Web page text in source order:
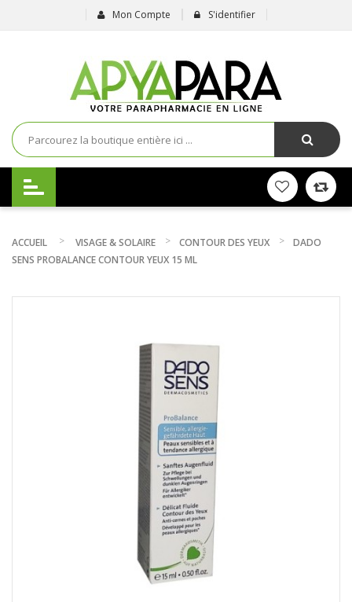
S'identifier
Mon Compte
ACCUEIL VISAGE & SOLAIRE CONTOUR DES YEUX
DADO
SENS PROBALANCE CONTOUR YEUX 15 ML